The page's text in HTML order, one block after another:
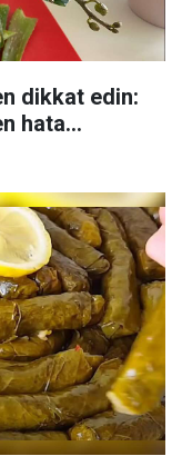
dikkat edin:
hata...